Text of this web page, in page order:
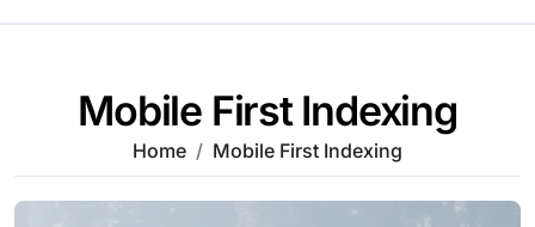
Mobile First Indexing
Home Mobile First Indexing